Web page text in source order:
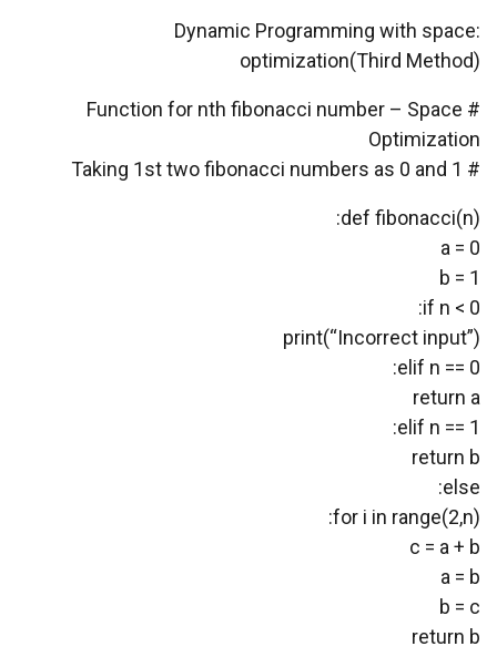
:Dynamic Programming with space
optimization(Third Method)
# Function for nth fibonacci number – Space
Optimization
# Taking 1st two fibonacci numbers as 0 and 1
def fibonacci(n):
a = 0
b = 1
if n < 0:
print(“Incorrect input”)
elif n == 0:
return a
elif n == 1:
return b
else:
for i in range(2,n):
c = a + b
a = b
b = c
return b